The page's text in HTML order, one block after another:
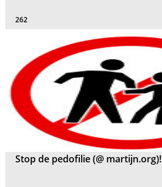
262
Stop de pedofilie (@ martijn.org)!